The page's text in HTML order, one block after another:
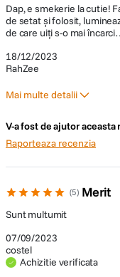
18/12/2023
RahZee
Dap, e smekerie la cutie!
de setat și folosit,
de care uiți s-o mai
Mai multe detalii
Baterie
Raport preț calitate
V-a fost de ajutor aceasta
Raporteaza recenzia
5 Merit
07/09/2023
costel
Achizitie verificata
Sunt multumit